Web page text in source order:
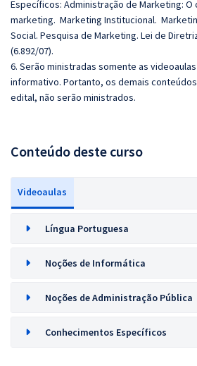
Específicos: Administração de Marketing:
marketing. Marketing Institucional.
Social. Pesquisa de Marketing. Lei de
(6.892/07).
6. Serão ministradas somente as
informativo. Portanto, os demais
edital, não serão ministrados.
Conteúdo deste curso
Videoaulas
Língua Portuguesa
Noções de Informática
Noções de Administração Pública
Conhecimentos Específicos